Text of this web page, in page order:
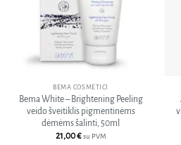
BEMA COSMETICI
Bema White – Brightening Peeling
veido šveitiklis pigmentinėms
dėmėms šalinti, 50ml
21,00€ su PVM